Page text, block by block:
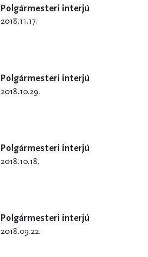
Polgármesteri interjú
2018.11.17.
Polgármesteri interjú
2018.10.29.
Polgármesteri interjú
2018.10.18.
Polgármesteri interjú
2018.09.22.